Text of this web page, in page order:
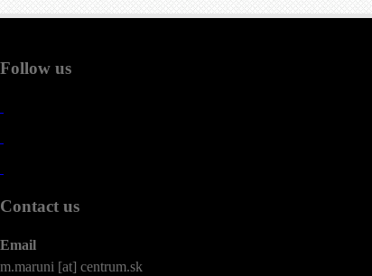
Follow us
Contact us
Email
m.maruni [at] centrum.sk